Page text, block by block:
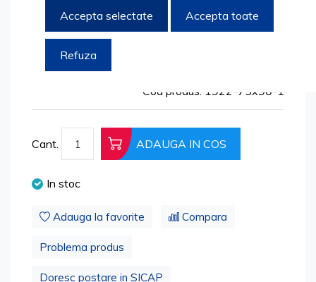
Skip
the
images
gallery
29,92 lei
Cod produs: 1922-75x90-1
Cant. ADAUGA IN COS
In stoc
Adauga la favorite Compara
Problema produs
Doresc postare in SICAP
Accepta selectate Accepta toate
Refuza